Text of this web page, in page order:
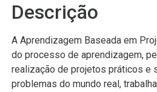
Descrição
A Aprendizagem Baseada em
do processo de aprendizagem,
realização de projetos práticos e
problemas do mundo real,